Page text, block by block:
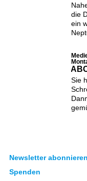
die
ein
Sie
Newsletter abonnieren
Spenden